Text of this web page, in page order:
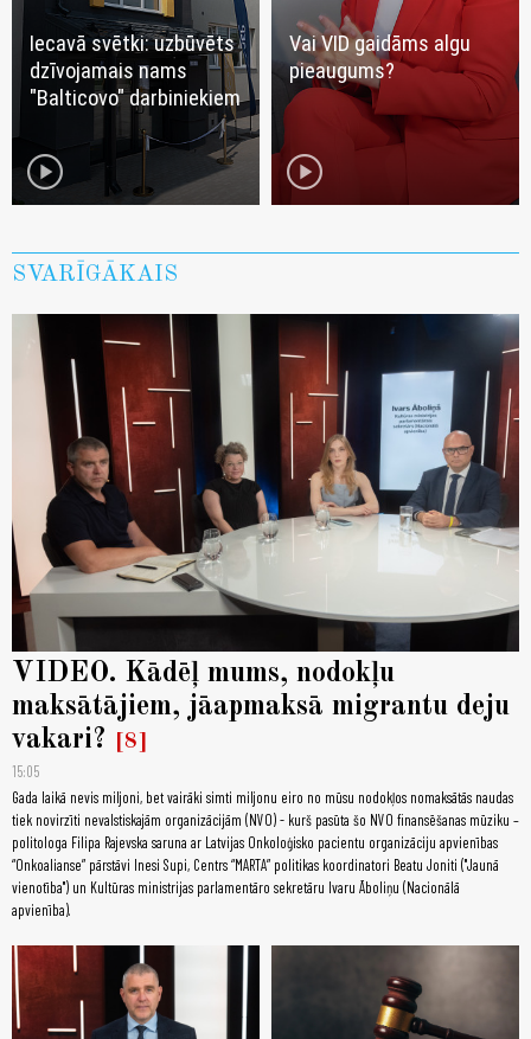
Iecavā svētki: uzbūvēts
dzīvojamais nams
"Balticovo" darbiniekiem
play_circle
Vai VID gaidāms algu
pieaugums?
play_circle
SVARĪGĀKAIS
VIDEO. Kādēļ mums, nodokļu
maksātājiem, jāapmaksā migrantu deju
vakari?
8
15:05
Gada laikā nevis miljoni, bet vairāki simti miljonu eiro no mūsu nodokļos nomaksātās naudas
tiek novirzīti nevalstiskajām organizācijām (NVO) - kurš pasūta šo NVO finansēšanas mūziku –
politologa Filipa Rajevska saruna ar Latvijas Onkoloģisko pacientu organizāciju apvienības
“Onkoalianse” pārstāvi Inesi Supi, Centrs “MARTA” politikas koordinatori Beatu Joniti ("Jaunā
vienotība") un Kultūras ministrijas parlamentāro sekretāru Ivaru Āboliņu (Nacionālā
apvienība).